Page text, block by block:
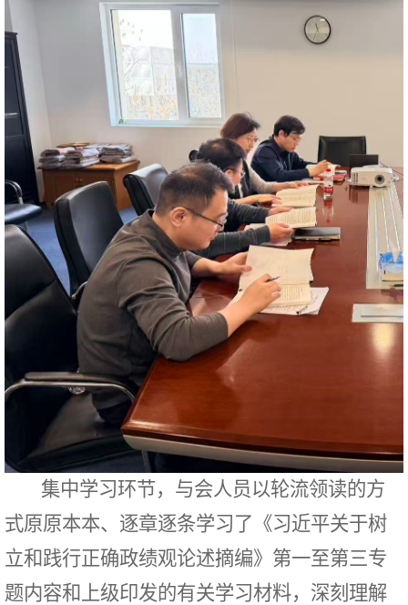
集中学习环节，与会人员以轮流领读的方
式原原本本、逐章逐条学习了《习近平关于树
立和践行正确政绩观论述摘编》第一至第三专
题内容和上级印发的有关学习材料，深刻理解